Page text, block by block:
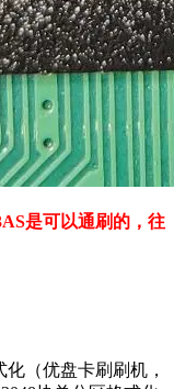
是可以通刷的，往
（优盘卡刷刷机，